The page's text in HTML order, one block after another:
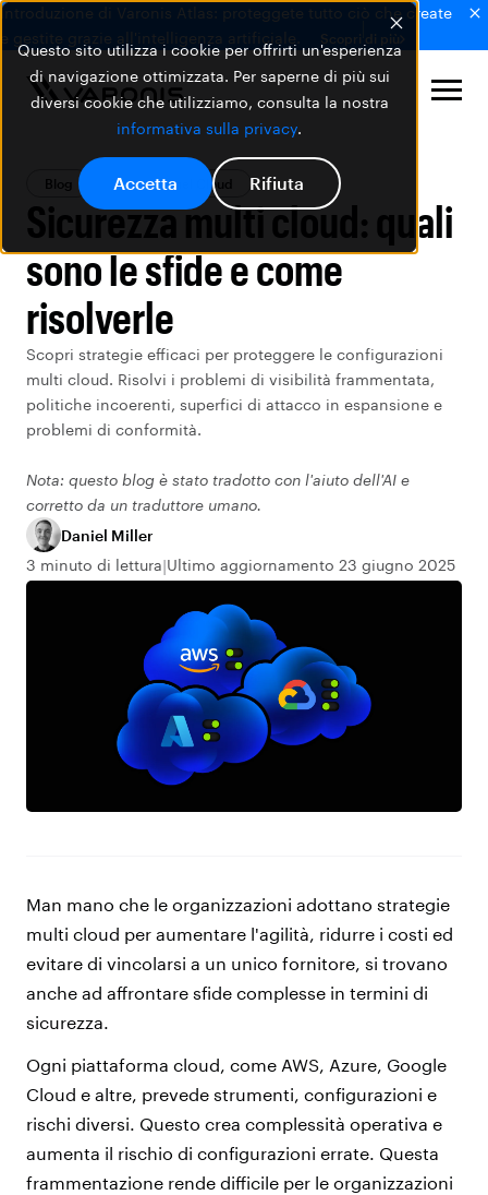
Questo sito utilizza i cookie per offrirti un'esperienza
di navigazione ottimizzata. Per saperne di più sui
diversi cookie che utilizziamo, consulta la nostra
informativa sulla privacy.
Accetta Rifiuta
Introduzione di Varonis Atlas: proteggete tutto ciò che create
e gestite grazie all'intelligenza artificiale.
Scopri di più
Blog Sicurezza nel Cloud
Sicurezza multi cloud: quali
sono le sfide e come
risolverle
Scopri strategie efficaci per proteggere le configurazioni
multi cloud. Risolvi i problemi di visibilità frammentata,
politiche incoerenti, superfici di attacco in espansione e
problemi di conformità.
Nota: questo blog è stato tradotto con l'aiuto dell'AI e
corretto da un traduttore umano.
Daniel Miller
3 minuto di lettura Ultimo aggiornamento 23 giugno 2025
Man mano che le organizzazioni adottano strategie
multi cloud per aumentare l'agilità, ridurre i costi ed
evitare di vincolarsi a un unico fornitore, si trovano
anche ad affrontare sfide complesse in termini di
sicurezza.
Ogni piattaforma cloud, come AWS, Azure, Google
Cloud e altre, prevede strumenti, configurazioni e
rischi diversi. Questo crea complessità operativa e
aumenta il rischio di configurazioni errate. Questa
frammentazione rende difficile per le organizzazioni